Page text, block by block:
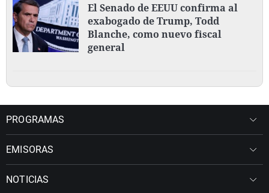
El Senado de EEUU confirma al
exabogado de Trump, Todd
Blanche, como nuevo fiscal
general
PROGRAMAS
EMISORAS
NOTICIAS